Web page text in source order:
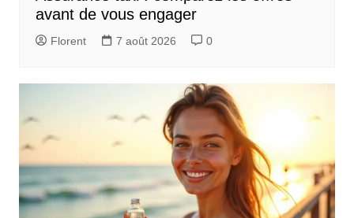
avant de vous engager
Florent 7 août 2026 0